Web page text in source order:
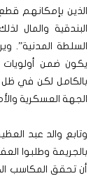
الذين بإمكانهم
البندقية
السلطة المدنية”.
يكون ضمن
بالكامل لكن في ظل
الجهة العسكرية
وتابع والد عبد
بالجريمة وطلبوا
أن تحقق المكاسب